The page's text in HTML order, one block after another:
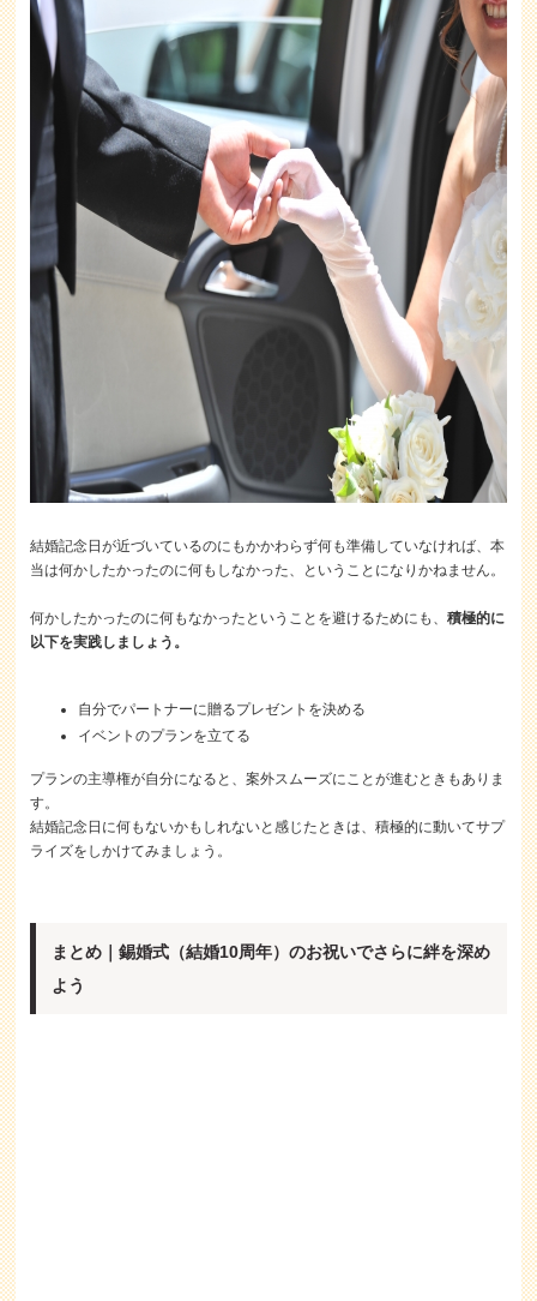
結婚記念日が近づいているのにもかかわらず何も準備していなければ、本
当は何かしたかったのに何もしなかった、ということになりかねません。
何かしたかったのに何もなかったということを避けるためにも、積極的に
以下を実践しましょう。
自分でパートナーに贈るプレゼントを決める
イベントのプランを立てる
プランの主導権が自分になると、案外スムーズにことが進むときもありま
す。
結婚記念日に何もないかもしれないと感じたときは、積極的に動いてサプ
ライズをしかけてみましょう。
まとめ｜錫婚式（結婚10周年）のお祝いでさらに絆を深め
よう